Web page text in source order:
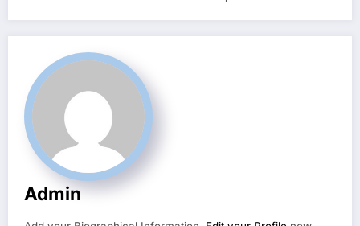
Admin